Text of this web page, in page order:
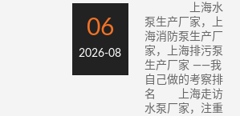
06
2026-08
上海水
泵生产厂家，上
海消防泵生产厂
家，上海排污泵
生产厂家 ——我
自己做的考察排
名 上海走访
水泵厂家，注重